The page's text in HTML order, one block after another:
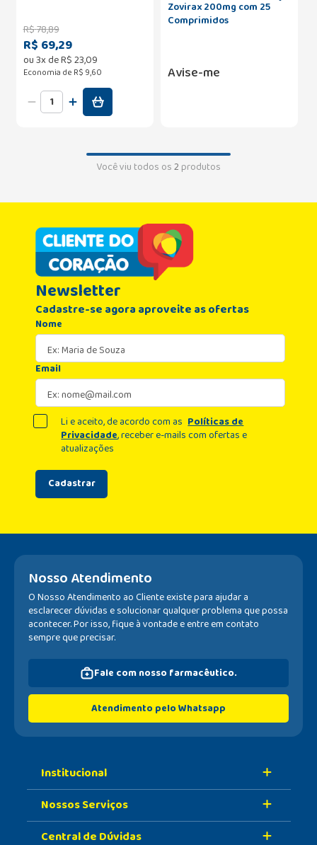
R$78,89
R$ 69,29
ou3x deR$23,09
Economia de R$ 9,60
Zovirax 200mg com 25
Comprimidos
Avise-me
Você viu todos os2produtos
Newsletter
Cadastre-se agora aproveite as ofertas
Nome
Email
Cadastrar
Li e aceito, de acordo com as Políticas de
Privacidade, receber e-mails com ofertas e
atualizações
Nosso Atendimento
O Nosso Atendimento ao Cliente existe para ajudar a
esclarecer dúvidas e solucionar qualquer problema que possa
acontecer. Por isso, fique à vontade e entre em contato
sempre que precisar.
Fale com nosso farmacêutico.
Atendimento pelo Whatsapp
Institucional
Sobre A Nossa Drogaria
Nossa História
Nossos Serviços
Retire Na Loja
Central de Dúvidas